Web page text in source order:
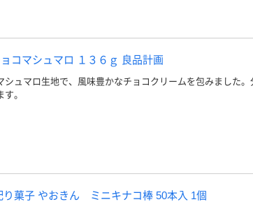
コマシュマロ １３６ｇ 良品計画
シュマロ生地で、風味豊かなチョコクリームを包みました。
。
り菓子 やおきん ミニキナコ棒 50本入 1個